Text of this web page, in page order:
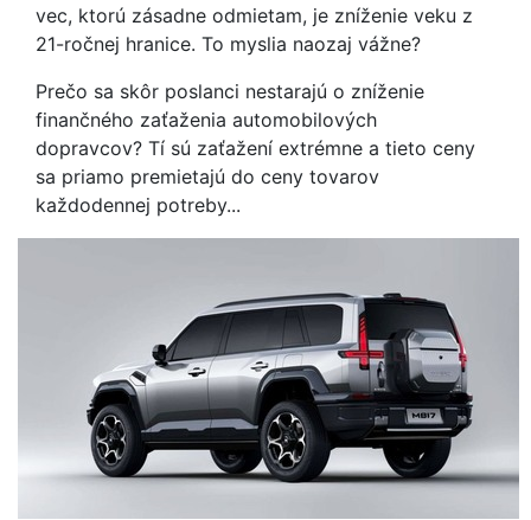
vec, ktorú zásadne odmietam, je zníženie veku z
21-ročnej hranice. To myslia naozaj vážne?
Prečo sa skôr poslanci nestarajú o zníženie
finančného zaťaženia automobilových
dopravcov? Tí sú zaťažení extrémne a tieto ceny
sa priamo premietajú do ceny tovarov
každodennej potreby...